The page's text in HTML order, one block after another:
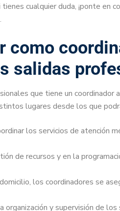
cualquier duda, ¡ponte en
como
salidas
que tiene un coordinador
lugares desde los que
los servicios de atención
de recursos y en la
los coordinadores se
organización y supervisión de